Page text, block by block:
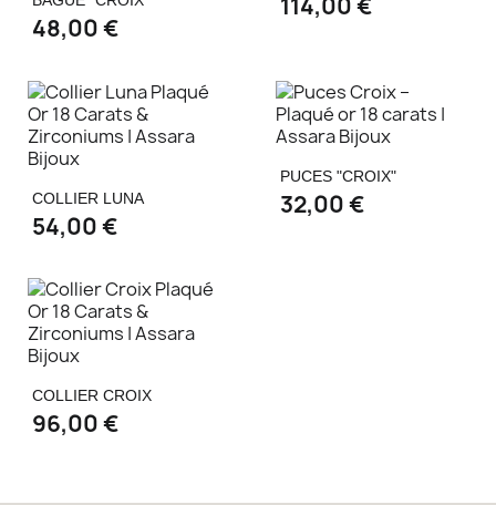
48,00 €
114,00 €
COLLIER LUNA
54,00 €
PUCES "CROIX"
32,00 €
COLLIER CROIX
96,00 €